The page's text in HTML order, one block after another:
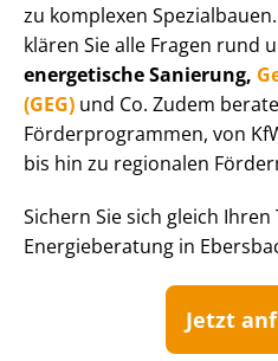
zu komplexen
klären Sie alle Fragen rund
energetische Sanierung,
(GEG) und Co. Zudem
För­der­pro­gram­men, von
bis hin zu regionalen
Sichern Sie sich gleich
Energieberatung in
Jetzt